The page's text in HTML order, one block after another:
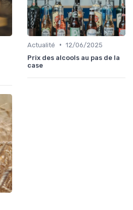
Actualité • 12/06/2025
Prix des alcools au pas de la
case